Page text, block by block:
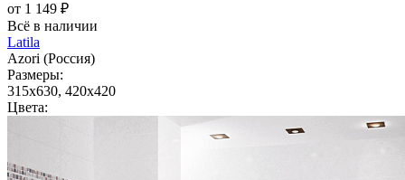
от 1 149 ₽
Всё в наличии
Latila
Azori (Россия)
Размеры:
315x630, 420x420
Цвета: